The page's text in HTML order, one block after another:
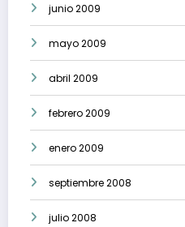
junio 2009
mayo 2009
abril 2009
febrero 2009
enero 2009
septiembre 2008
julio 2008